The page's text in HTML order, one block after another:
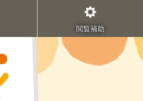
閲覧補助